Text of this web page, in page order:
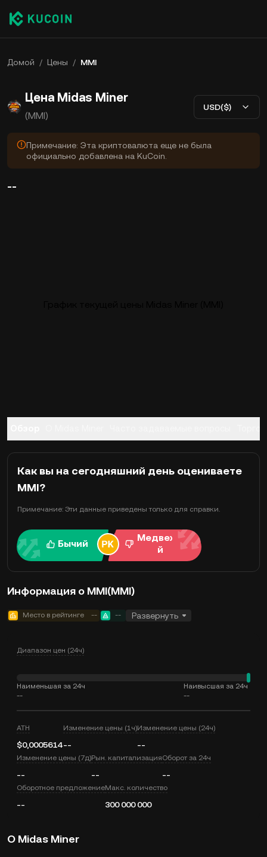
Домой / Цены / MMI
Цена Midas Miner
(MMI)
USD($)
Примечание: Эта криптовалюта еще не была
официально добавлена на KuCoin.
--
Как вы на сегодняшний день оцениваете
MMI?
Примечание: Эти данные приведены только для справки.
Бычий
Медвежи
й
Информация о MMI(MMI)
Место в рейтинге -- -- Развернуть
Диапазон цен (24ч)
Наименьшая за 24ч
--
Наивысшая за 24ч
--
ATH
$0,0005614
Изменение цены (1ч)
--
Изменение цены (24ч)
--
Изменение цены (7д)
--
Рын. капитализация
--
Оборот за 24ч
--
Оборотное предложение
--
Макс. количество
300 000 000
О Midas Miner